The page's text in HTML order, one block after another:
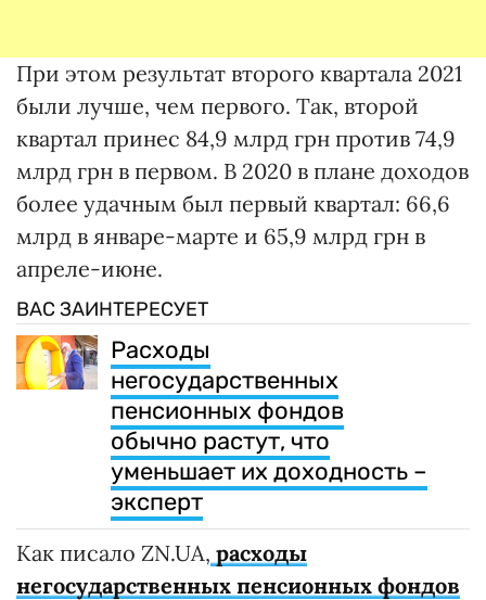
При этом результат второго квартала 2021
были лучше, чем первого. Так, второй
квартал принес 84,9 млрд грн против 74,9
млрд грн в первом. В 2020 в плане доходов
более удачным был первый квартал: 66,6
млрд в январе-марте и 65,9 млрд грн в
апреле-июне.
ВАС ЗАИНТЕРЕСУЕТ
Расходы
негосударственных
пенсионных фондов
обычно растут, что
уменьшает их доходность –
эксперт
Как писало ZN.UA, расходы
негосударственных пенсионных фондов